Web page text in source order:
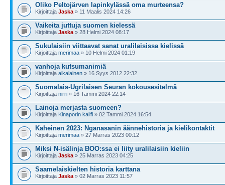
Oliko Peltojärven lapinkylässä oma murteensa?
Kirjoittaja Jaska » 11 Maalis 2024 14:26
Vaikeita juttuja suomen kielessä
Kirjoittaja Jaska » 28 Helmi 2024 08:17
Sukulaisiin viittaavat sanat uralilaisissa kielissä
Kirjoittaja merimaa » 10 Helmi 2024 01:19
vanhoja kutsumanimiä
Kirjoittaja aikalainen » 16 Syys 2012 22:32
Suomalais-Ugrilaisen Seuran kokousesitelmä
Kirjoittaja nirri » 16 Tammi 2024 22:14
Lainoja merjasta suomeen?
Kirjoittaja Kinaporin kalifi » 02 Tammi 2024 16:54
Kaheinen 2023: Nganasanin äännehistoria ja kielikontaktit
Kirjoittaja merimaa » 27 Marras 2023 00:12
Miksi N-isälinja BOO:ssa ei liity uralilaisiin kieliin
Kirjoittaja Jaska » 25 Marras 2023 04:25
Saamelaiskielten historia karttana
Kirjoittaja Jaska » 02 Marras 2023 11:57